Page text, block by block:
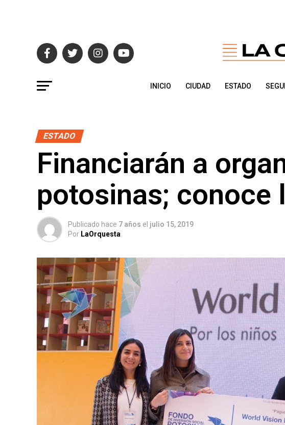
INICIO CIUDAD ESTADO
ESTADO
Financiarán a
potosinas; conoce
Publicado hace 7 años el julio 15, 2019
Por LaOrquesta